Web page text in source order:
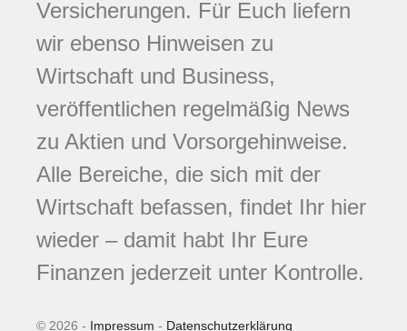
Versicherungen. Für Euch liefern
wir ebenso Hinweisen zu
Wirtschaft und Business,
veröffentlichen regelmäßig News
zu Aktien und Vorsorgehinweise.
Alle Bereiche, die sich mit der
Wirtschaft befassen, findet Ihr hier
wieder – damit habt Ihr Eure
Finanzen jederzeit unter Kontrolle.
© 2026 - Impressum - Datenschutzerklärung